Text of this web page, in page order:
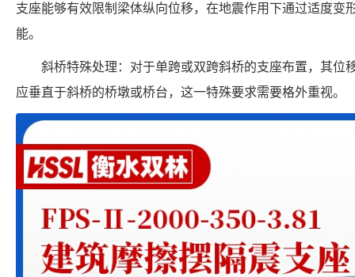
支座能够有效限制梁体纵向位移，在地震作用下通过适度变
能。
斜桥特殊处理：对于单跨或双跨斜桥的支座布置，其位
应垂直于斜桥的桥墩或桥台，这一特殊要求需要格外重视。